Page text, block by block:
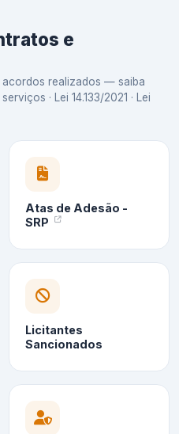
e
realizados — saiba
· Lei 14.133/2021 · Lei
Atas de Adesão -
SRP
Licitantes
Sancionados